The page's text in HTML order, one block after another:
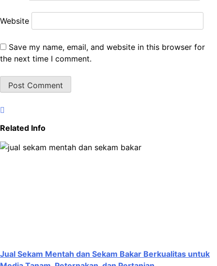
Website
Save my name, email, and website in this browser for
the next time I comment.
Related Info
Jual Sekam Mentah dan Sekam Bakar Berkualitas untuk